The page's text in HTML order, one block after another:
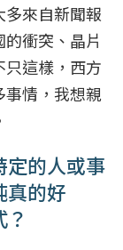
來自新聞報
衝突、晶片
這樣，西方
事情，我想親
定的人或事
真的好